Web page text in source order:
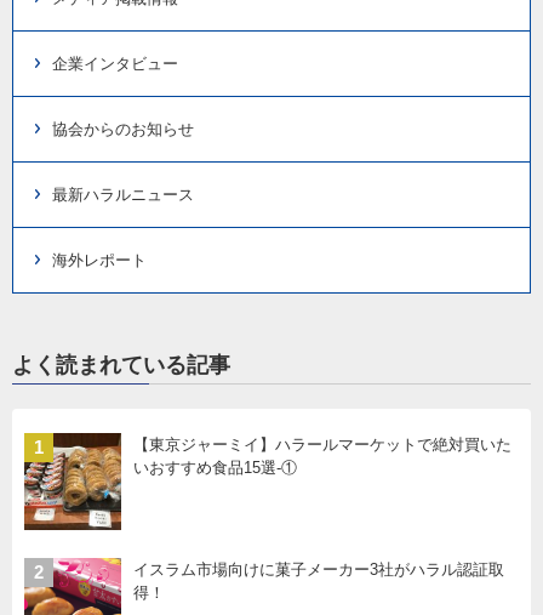
企業インタビュー
協会からのお知らせ
最新ハラルニュース
海外レポート
よく読まれている記事
1
【東京ジャーミイ】ハラールマーケットで絶対買いた
いおすすめ食品15選-①
2
イスラム市場向けに菓子メーカー3社がハラル認証取
得！